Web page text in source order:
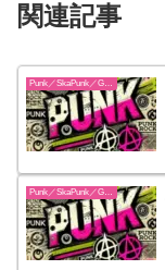
関連記事
Punk／SkaPunk／Garage
Punk／SkaPunk／Garage